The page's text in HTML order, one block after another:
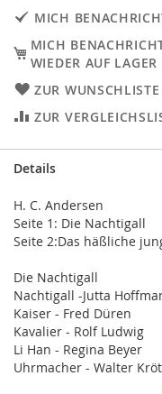
MICH
MICH
WIEDER AUF LAGER
ZUR
ZUR
Details
H. C. Andersen
Seite 1: Die Nachtigall
Seite 2:Das häßliche
Die Nachtigall
Nachtigall -Jutta
Kaiser - Fred Düren
Kavalier - Rolf Ludwig
Li Han - Regina Beyer
Uhrmacher - Walter